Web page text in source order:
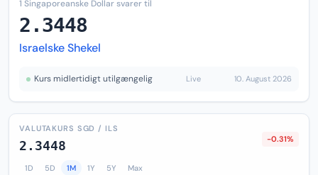
1 Singaporeanske Dollar svarer til
2.3448
Israelske Shekel
Kurs midlertidigt utilgængelig Live 10. August 2026
VALUTAKURS SGD / ILS
2.3448 -0.31%
1D 5D 1M 1Y 5Y Max